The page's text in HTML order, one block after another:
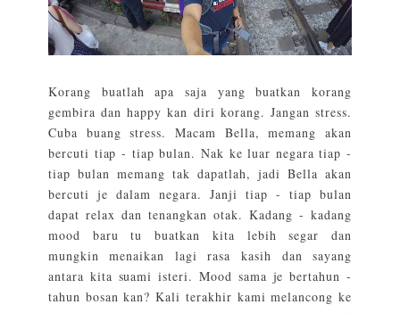
Korang buatlah apa saja yang buatkan korang
gembira dan happy kan diri korang. Jangan stress.
Cuba buang stress. Macam Bella, memang akan
bercuti tiap - tiap bulan. Nak ke luar negara tiap -
tiap bulan memang tak dapatlah, jadi Bella akan
bercuti je dalam negara. Janji tiap - tiap bulan
dapat relax dan tenangkan otak. Kadang - kadang
mood baru tu buatkan kita lebih segar dan
mungkin menaikan lagi rasa kasih dan sayang
antara kita suami isteri. Mood sama je bertahun -
tahun bosan kan? Kali terakhir kami melancong ke